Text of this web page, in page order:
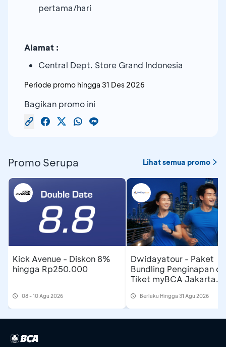
pertama/hari
Alamat :
Central Dept. Store Grand Indonesia
Periode promo hingga 31 Des 2026
Bagikan promo ini
Promo Serupa Lihat semua promo
Kick Avenue - Diskon 8%
hingga Rp250.000
08 - 10 Agu 2026
Dwidayatour - Paket
Bundling Penginapan
Tiket myBCA Jakarta
Berlaku Hingga 31 Agu 2026